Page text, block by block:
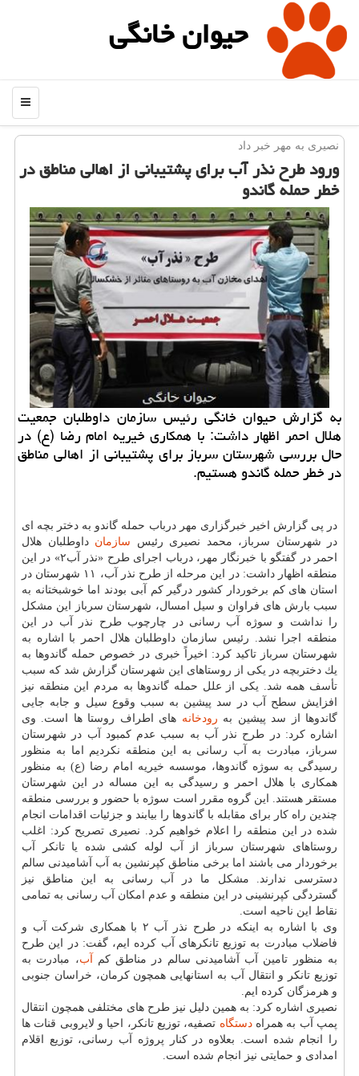
حیوان خانگی
منو
نصیری به مهر خبر داد
ورود طرح نذر آب برای پشتیبانی از اهالی مناطق در
خطر حمله گاندو
به گزارش حیوان خانگی رئیس سازمان داوطلبان جمعیت
هلال احمر اظهار داشت: با همكاری خیریه امام رضا (ع) در
حال بررسی شهرستان سرباز برای پشتیبانی از اهالی مناطق
در خطر حمله گاندو هستیم.
در پی گزارش اخیر خبرگزاری مهر درباب حمله گاندو به دختر بچه ای
در شهرستان سرباز، محمد نصیری رئیس سازمان داوطلبان هلال
احمر در گفتگو با خبرنگار مهر، درباب اجرای طرح «نذر آب۲» در این
منطقه اظهار داشت: در این مرحله از طرح نذر آب، ۱۱ شهرستان در
استان های كم برخوردار كشور درگیر كم آبی بودند اما خوشبختانه به
سبب بارش های فراوان و سیل امسال، شهرستان سرباز این مشكل
را نداشت و سوژه آب رسانی در چارچوب طرح نذر آب در این
منطقه اجرا نشد. رئیس سازمان داوطلبان هلال احمر با اشاره به
شهرستان سرباز تاكید كرد: اخیراً خبری در خصوص حمله گاندوها به
یك دختربچه در یكی از روستاهای این شهرستان گزارش شد كه سبب
تأسف همه شد. یكی از علل حمله گاندوها به مردم این منطقه نیز
افزایش سطح آب در سد پیشین به سبب وقوع سیل و جابه جایی
گاندوها از سد پیشین به رودخانه های اطراف روستا ها است. وی
اشاره كرد: در طرح نذر آب به سبب عدم كمبود آب در شهرستان
سرباز، مبادرت به آب رسانی به این منطقه نكردیم اما به منظور
رسیدگی به سوژه گاندوها، موسسه خیریه امام رضا (ع) به منظور
همكاری با هلال احمر و رسیدگی به این مساله در این شهرستان
مستقر هستند. این گروه مقرر است سوژه با حضور و بررسی منطقه
چندین راه كار برای مقابله با گاندوها را بیابند و جزئیات اقدامات انجام
شده در این منطقه را اعلام خواهیم كرد. نصیری تصریح كرد: اغلب
روستاهای شهرستان سرباز از آب لوله كشی شده یا تانكر آب
برخوردار می باشند اما برخی مناطق كپرنشین به آب آشامیدنی سالم
دسترسی ندارند. مشكل ما در آب رسانی به این مناطق نیز
گستردگی كپرنشینی در این منطقه و عدم امكان آب رسانی به تمامی
نقاط این ناحیه است.
وی با اشاره به اینكه در طرح نذر آب ۲ با همكاری شركت آب و
فاضلاب مبادرت به توزیع تانكرهای آب كرده ایم، گفت: در این طرح
به منظور تامین آب آشامیدنی سالم در مناطق كم آب، مبادرت به
توزیع تانكر و انتقال آب به استانهایی همچون كرمان، خراسان جنوبی
و هرمزگان كرده ایم.
نصیری اشاره كرد: به همین دلیل نیز طرح های مختلفی همچون انتقال
پمپ آب به همراهدستگاه تصفیه، توزیع تانكر، احیا و لایروبی قنات ها
را انجام شده است. بعلاوه در كنار پروژه آب رسانی، توزیع اقلام
امدادی و حمایتی نیز انجام شده است.